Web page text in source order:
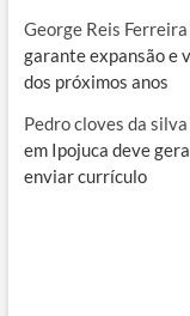
George Reis Ferreira
garante expansão e
dos próximos anos
Pedro cloves da silva
em Ipojuca deve
enviar currículo